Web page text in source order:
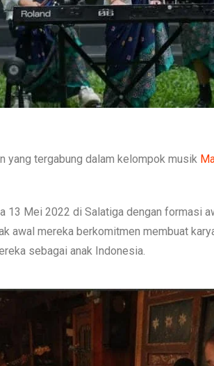
yang tergabung dalam kelompok musik
13 Mei 2022 di Salatiga dengan formasi
awal mereka berkomitmen membuat
sebagai anak Indonesia.